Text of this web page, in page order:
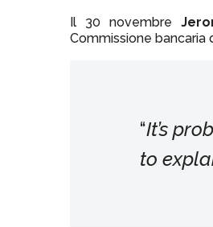
Il 30 novembre
Commissione bancaria
“It’s
to